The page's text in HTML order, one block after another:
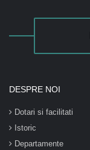
DESPRE NOI
Dotari si facilitati
Istoric
Departamente